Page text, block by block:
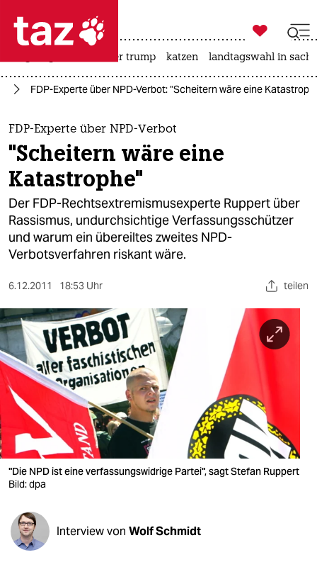
 taz zahl ich
taz zahl ich
themen
politik
öko
gesellschaft
kultur
sport
berlin
nord
wahrheit
verlag
verlag
veranstaltungen
fragen & hilfe
unterstützen

taz zahl ich
usa unter trump katzen landtagswahl in
FDP-Experte über NPD-Verbot: "Scheitern wäre eine
FDP-Experte über NPD-Verbot
"Scheitern wäre eine
Katastrophe"
Der FDP-Rechtsextremismusexperte Ruppert über
Rassismus, undurchsichtige Verfassungsschützer
und warum ein übereiltes zweites NPD-
Verbotsverfahren riskant wäre.
6.12.2011 18:53 Uhr teilen
"Die NPD ist eine verfassungswidrige Partei", sagt Stefan Ruppert
Bild: dpa
Interview von Wolf Schmidt